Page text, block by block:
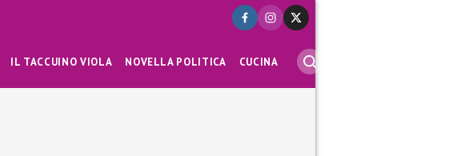
IL TACCUINO VIOLA NOVELLA POLITICA CUCINA